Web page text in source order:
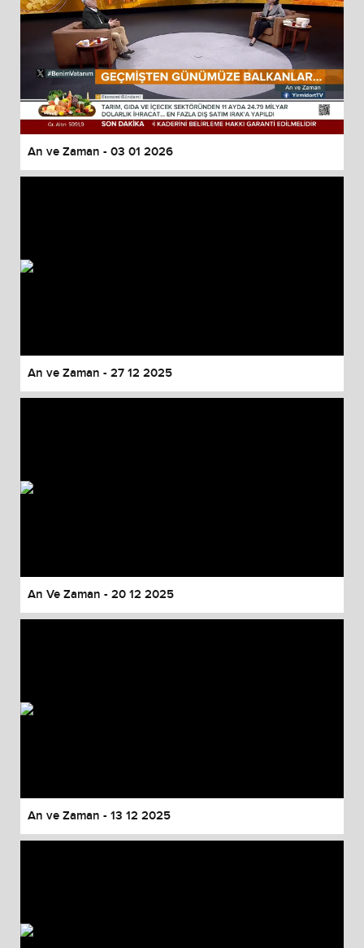
An ve Zaman - 03 01 2026
An ve Zaman - 27 12 2025
An Ve Zaman - 20 12 2025
An ve Zaman - 13 12 2025